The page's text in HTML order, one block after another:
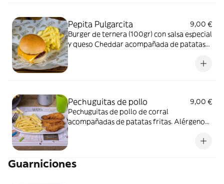
Pepita Pulgarcita
9,00 €
Burger de ternera (100gr) con salsa especial
y queso Cheddar acompañada de patatas
y sulfitos. Salsa especial: Contiene huevo,
Pechuguitas de pollo
9,00 €
Pechuguitas de pollo de corral
acompañadas de patatas fritas. Alérgenos:
Guarniciones